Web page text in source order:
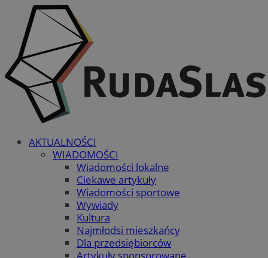
AKTUALNOŚCI
WIADOMOŚCI
Wiadomości lokalne
Ciekawe artykuły
Wiadomości sportowe
Wywiady
Kultura
Najmłodsi mieszkańcy
Dla przedsiębiorców